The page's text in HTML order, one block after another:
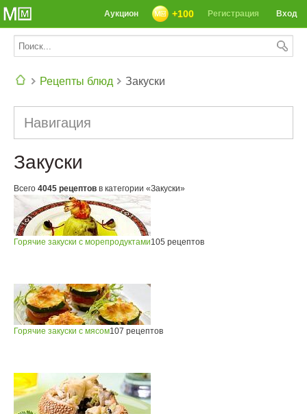
СЕГОДНЯ: 39142 РЕЦЕПТА
Вход
Регистрация
+100
Аукцион
Рецепты блюд Закуски
Навигация
Закуски
Всего 4045 рецептов в категории «Закуски»
Горячие закуски с морепродуктами105 рецептов
Горячие закуски с мясом107 рецептов